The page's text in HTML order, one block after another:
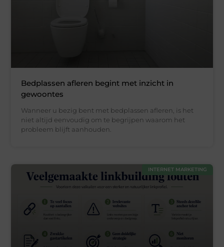
Bedplassen afleren begint met inzicht in
gewoontes
Wanneer u bezig bent met bedplassen afleren, is het
niet altijd eenvoudig om te begrijpen waarom het
probleem blijft aanhouden.
INTERNET MARKETING